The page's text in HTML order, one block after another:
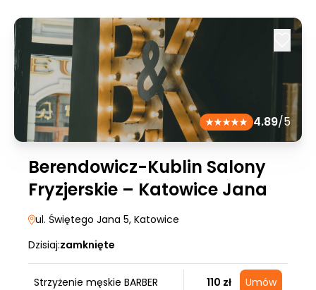
4.89/5
Berendowicz-Kublin Salony
Fryzjerskie – Katowice Jana
ul. Świętego Jana 5, Katowice
Dzisiaj:zamknięte
Strzyżenie męskie BARBER 110 zł Umów